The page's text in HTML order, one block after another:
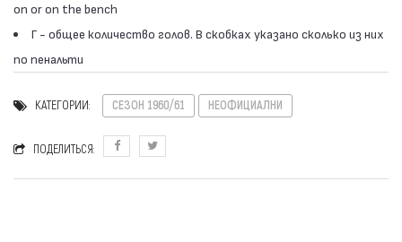
on or on the bench
Г - общее количество голов. В скобках указано сколько из них
по пенальти
КАТЕГОРИИ: СЕЗОН 1960/61 НЕОФИЦИАЛНИ
ПОДЕЛИТЬСЯ: